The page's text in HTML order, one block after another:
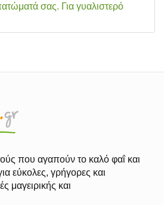
σας. Για γυαλιστερό
που αγαπούν το καλό φαΐ και
εύκολες, γρήγορες και
μαγειρικής και